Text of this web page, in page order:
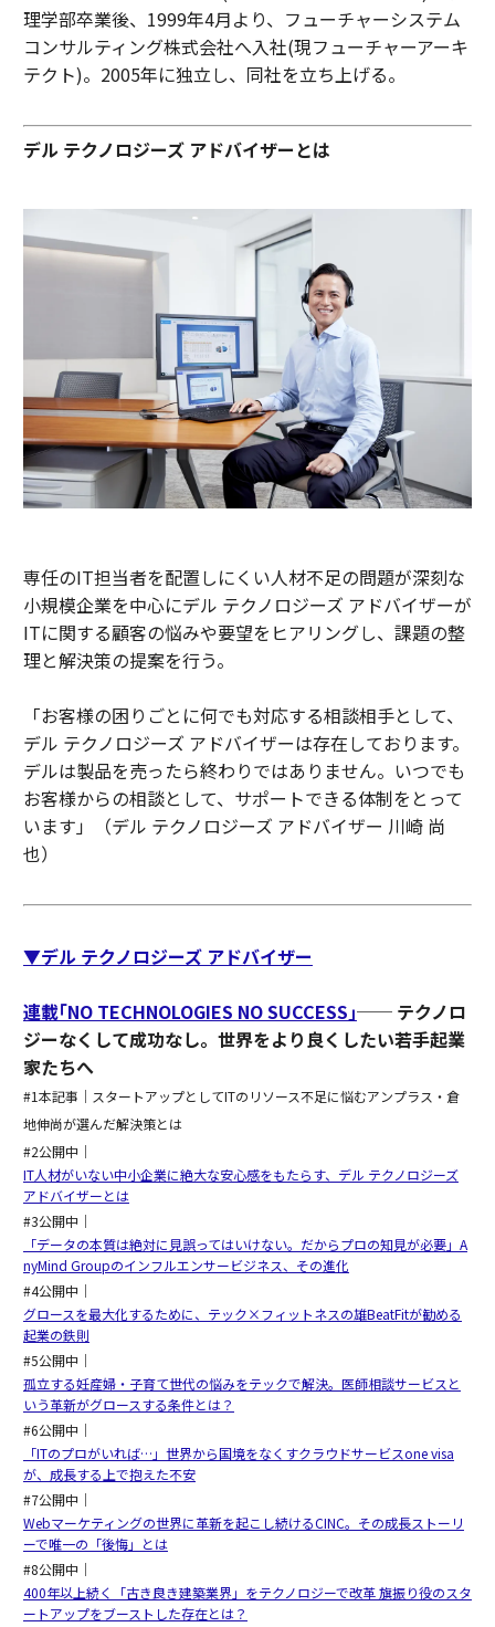
理学部卒業後、1999年4月より、フューチャーシステム
コンサルティング株式会社へ入社(現フューチャーアーキ
テクト)。2005年に独立し、同社を立ち上げる。
デル テクノロジーズ アドバイザーとは
専任のIT担当者を配置しにくい人材不足の問題が深刻な
小規模企業を中心にデル テクノロジーズ アドバイザーが
ITに関する顧客の悩みや要望をヒアリングし、課題の整
理と解決策の提案を行う。
「お客様の困りごとに何でも対応する相談相手として、
デル テクノロジーズ アドバイザーは存在しております。
デルは製品を売ったら終わりではありません。いつでも
お客様からの相談として、サポートできる体制をとって
います」（デル テクノロジーズ アドバイザー 川崎 尚
也）
▼デル テクノロジーズ アドバイザー
連載｢NO TECHNOLOGIES NO SUCCESS｣── テクノロ
ジーなくして成功なし。世界をより良くしたい若手起業
家たちへ
#1本記事｜スタートアップとしてITのリソース不足に悩むアンプラス・倉
地伸尚が選んだ解決策とは
#2公開中｜
IT人材がいない中小企業に絶大な安心感をもたらす、デル テクノロジーズ
アドバイザーとは
#3公開中｜
「データの本質は絶対に見誤ってはいけない。だからプロの知見が必要」A
nyMind Groupのインフルエンサービジネス、その進化
#4公開中｜
グロースを最大化するために、テック×フィットネスの雄BeatFitが勧める
起業の鉄則
#5公開中｜
孤立する妊産婦・子育て世代の悩みをテックで解決。医師相談サービスと
いう革新がグロースする条件とは？
#6公開中｜
「ITのプロがいれば…」世界から国境をなくすクラウドサービスone visa
が、成長する上で抱えた不安
#7公開中｜
Webマーケティングの世界に革新を起こし続けるCINC。その成長ストーリ
ーで唯一の「後悔」とは
#8公開中｜
400年以上続く「古き良き建築業界」をテクノロジーで改革 旗振り役のスタ
ートアップをブーストした存在とは？